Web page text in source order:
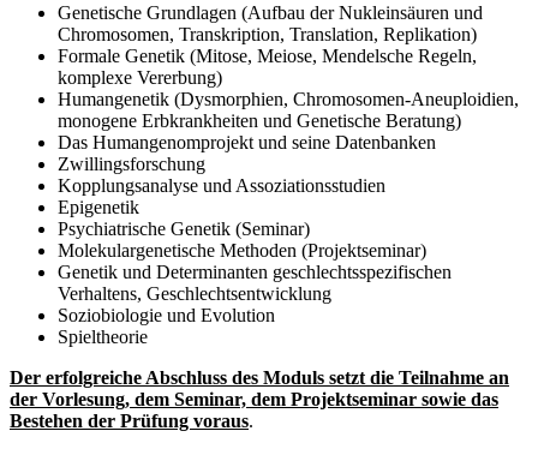
Genetische Grundlagen (Aufbau der Nukleinsäuren und
Chromosomen, Transkription, Translation, Replikation)
Formale Genetik (Mitose, Meiose, Mendelsche Regeln,
komplexe Vererbung)
Humangenetik (Dysmorphien, Chromosomen-Aneuploidien,
monogene Erbkrankheiten und Genetische Beratung)
Das Humangenomprojekt und seine Datenbanken
Zwillingsforschung
Kopplungsanalyse und Assoziationsstudien
Epigenetik
Psychiatrische Genetik (Seminar)
Molekulargenetische Methoden (Projektseminar)
Genetik und Determinanten geschlechtsspezifischen
Verhaltens, Geschlechtsentwicklung
Soziobiologie und Evolution
Spieltheorie
Der erfolgreiche Abschluss des Moduls setzt die Teilnahme an
der Vorlesung, dem Seminar, dem Projektseminar sowie das
Bestehen der Prüfung voraus.